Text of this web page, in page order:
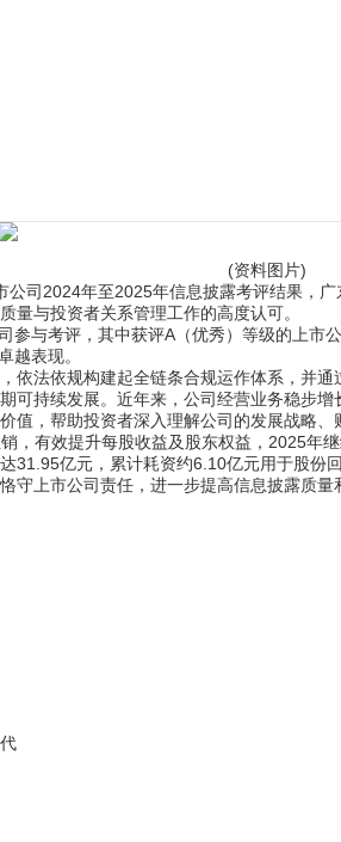
(资料图片)
司2024年至2025年信息披露考评结果，
量与投资者关系管理工作的高度认可。
与考评，其中获评A（优秀）等级的上
越表现。
依法依规构建起全链条合规运作体系，并
持续发展。近年来，公司经营业务稳步
，帮助投资者深入理解公司的发展战略
，有效提升每股收益及股东权益，2025
亿元，累计耗资约6.10亿元用于股份
守上市公司责任，进一步提高信息披露质